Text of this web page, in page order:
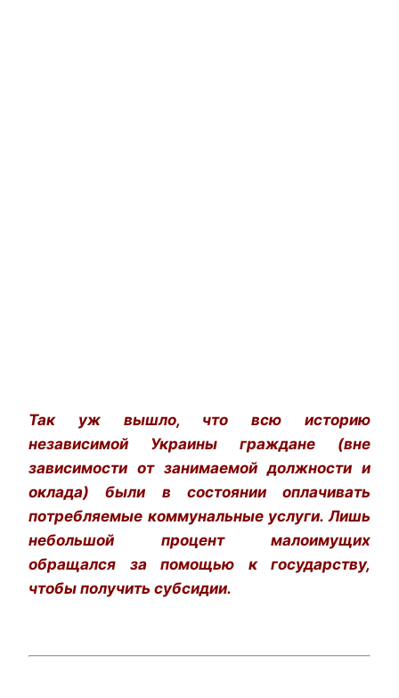
Так уж вышло, что всю историю
независимой Украины граждане (вне
зависимости от занимаемой должности и
оклада) были в состоянии оплачивать
потребляемые коммунальные услуги. Лишь
небольшой процент малоимущих
обращался за помощью к государству,
чтобы получить субсидии.